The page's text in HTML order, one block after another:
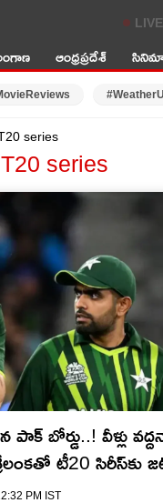
ఆంధ్రప్రదేశ్
series
series
పాక్ బోర్డు..! వీళ్లు
టీ20 సిరీస్‌కు
PM IST